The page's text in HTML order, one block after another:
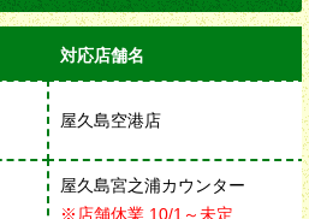
対応店舗名
屋久島空港店
屋久島宮之浦カウンター
※店舗休業 10/1～未定